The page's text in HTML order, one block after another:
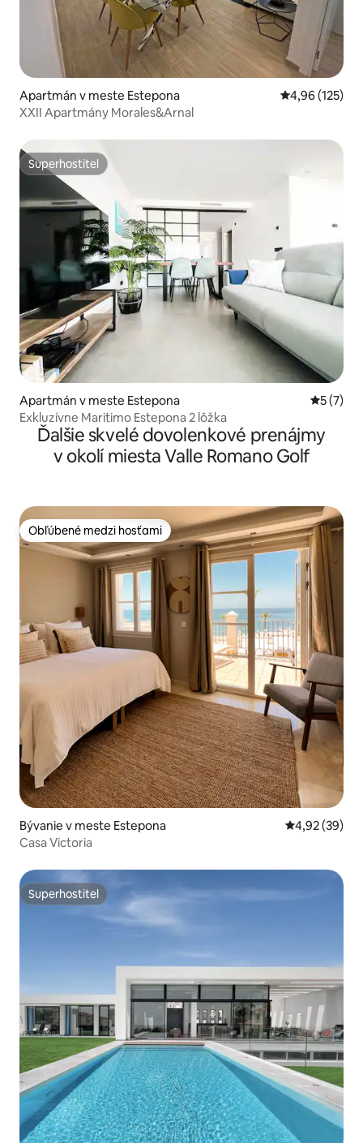
Apartmán v meste Estepona Priemerné
4,96 (125)
XXII Apartmány Morales&Arnal
Superhostiteľ
Superhostiteľ
Apartmán v meste Estepona
5 (7)
Exkluzívne Maritimo Estepona 2 lôžka
Ďalšie skvelé dovolenkové prenájmy
v okolí miesta Valle Romano Golf
Obľúbené medzi hosťami
Obľúbené medzi hosťami
Bývanie v meste Estepona Priemerné
4,92 (39)
Casa Victoria
Superhostiteľ
Superhostiteľ